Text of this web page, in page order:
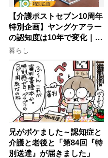
【介護ポストセブン10周年
特別企画】ヤングケアラー
の認知度は10年で変化｜流
行語大賞にノミネート、法
律にも明記されたが果たし
て現在は？
暮らし
兄がボケました～認知症と
介護と老後と「第84回『特
別送達』が届きました」